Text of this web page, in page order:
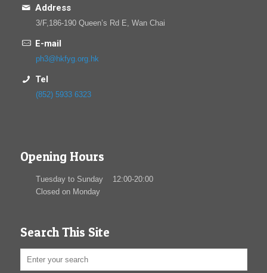
Address
3/F,186-190 Queen’s Rd E, Wan Chai
E-mail
ph3@hkfyg.org.hk
Tel
(852) 5933 6323
Opening Hours
Tuesday to Sunday 12:00-20:00
Closed on Monday
Search This Site